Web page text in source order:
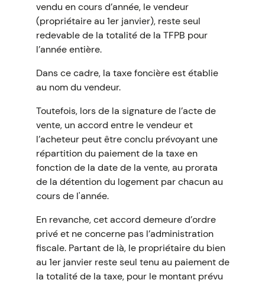
vendu en cours d’année, le vendeur
(propriétaire au 1er janvier), reste seul
redevable de la totalité de la TFPB pour
l’année entière.
Dans ce cadre, la taxe foncière est établie
au nom du vendeur.
Toutefois, lors de la signature de l’acte de
vente, un accord entre le vendeur et
l’acheteur peut être conclu prévoyant une
répartition du paiement de la taxe en
fonction de la date de la vente, au prorata
de la détention du logement par chacun au
cours de l'année.
En revanche, cet accord demeure d’ordre
privé et ne concerne pas l’administration
fiscale. Partant de là, le propriétaire du bien
au 1er janvier reste seul tenu au paiement de
la totalité de la taxe, pour le montant prévu